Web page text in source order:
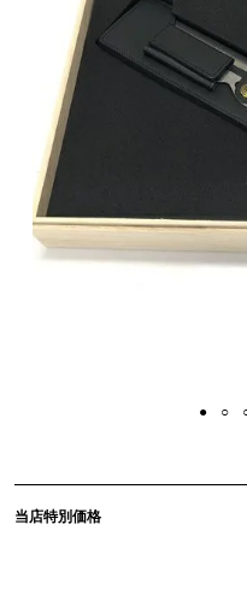
当店特別価格